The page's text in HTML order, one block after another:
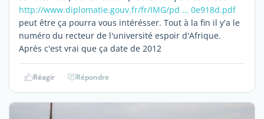
http://www.diplomatie.gouv.fr/fr/IMG/pd … 0e918d.pdf
peut être ça pourra vous intérésser. Tout à la fin il y'a le
numéro du recteur de l'université espoir d'Afrique.
Après c'est vrai que ça date de 2012
Réagir Répondre